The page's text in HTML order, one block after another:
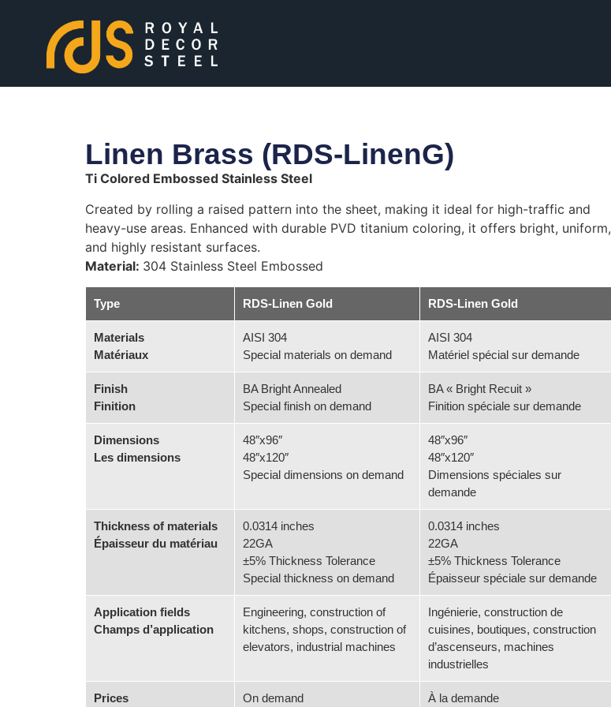
Linen Brass (RDS-LinenG)
Ti Colored Embossed Stainless Steel
Created by rolling a raised pattern into the sheet, making it ideal for high-traffic and
heavy-use areas. Enhanced with durable PVD titanium coloring, it offers bright, uniform,
and highly resistant surfaces.
Material: 304 Stainless Steel Embossed
Type RDS-Linen Gold RDS-Linen Gold
Materials
Matériaux
AISI 304
Special materials on demand
AISI 304
Matériel spécial sur demande
Finish
Finition
BA Bright Annealed
Special finish on demand
BA « Bright Recuit »
Finition spéciale sur demande
Dimensions
Les dimensions
48″x96″
48″x120″
Special dimensions on demand
48″x96″
48″x120″
Dimensions spéciales sur
demande
Thickness of materials
Épaisseur du matériau
0.0314 inches
22GA
±5% Thickness Tolerance
Special thickness on demand
0.0314 inches
22GA
±5% Thickness Tolerance
Épaisseur spéciale sur demande
Application fields
Champs d’application
Engineering, construction of
kitchens, shops, construction of
elevators, industrial machines
Ingénierie, construction de
cuisines, boutiques, construction
d’ascenseurs, machines
industrielles
Prices On demand À la demande